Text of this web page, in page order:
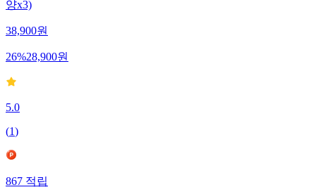
양x3)
38,900원
26%28,900원
5.0
(1)
867적립